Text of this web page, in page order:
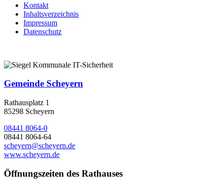
Kontakt
Inhaltsverzeichnis
Impressum
Datenschutz
Gemeinde Scheyern
Rathausplatz 1
85298 Scheyern
08441 8064-0
08441 8064-64
scheyern@scheyern.de
www.scheyern.de
Öffnungszeiten des Rathauses